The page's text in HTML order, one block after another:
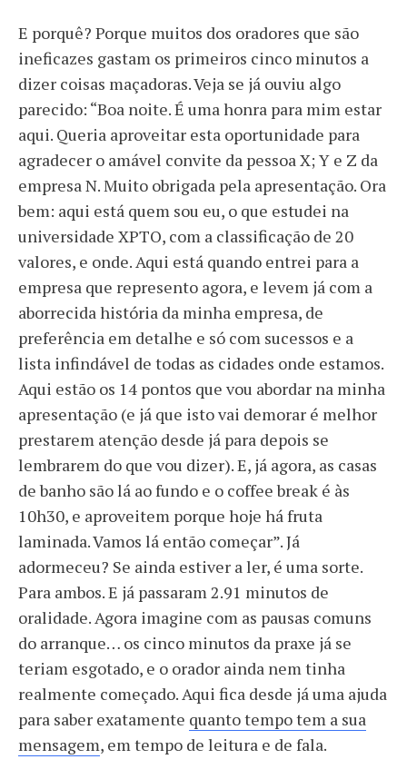
E porquê? Porque muitos dos oradores que são
ineficazes gastam os primeiros cinco minutos a
dizer coisas maçadoras. Veja se já ouviu algo
parecido: “Boa noite. É uma honra para mim estar
aqui. Queria aproveitar esta oportunidade para
agradecer o amável convite da pessoa X; Y e Z da
empresa N. Muito obrigada pela apresentação. Ora
bem: aqui está quem sou eu, o que estudei na
universidade XPTO, com a classificação de 20
valores, e onde. Aqui está quando entrei para a
empresa que represento agora, e levem já com a
aborrecida história da minha empresa, de
preferência em detalhe e só com sucessos e a
lista infindável de todas as cidades onde estamos.
Aqui estão os 14 pontos que vou abordar na minha
apresentação (e já que isto vai demorar é melhor
prestarem atenção desde já para depois se
lembrarem do que vou dizer). E, já agora, as casas
de banho são lá ao fundo e o coffee break é às
10h30, e aproveitem porque hoje há fruta
laminada. Vamos lá então começar”. Já
adormeceu? Se ainda estiver a ler, é uma sorte.
Para ambos. E já passaram 2.91 minutos de
oralidade. Agora imagine com as pausas comuns
do arranque… os cinco minutos da praxe já se
teriam esgotado, e o orador ainda nem tinha
realmente começado. Aqui fica desde já uma ajuda
para saber exatamente quanto tempo tem a sua
mensagem, em tempo de leitura e de fala.